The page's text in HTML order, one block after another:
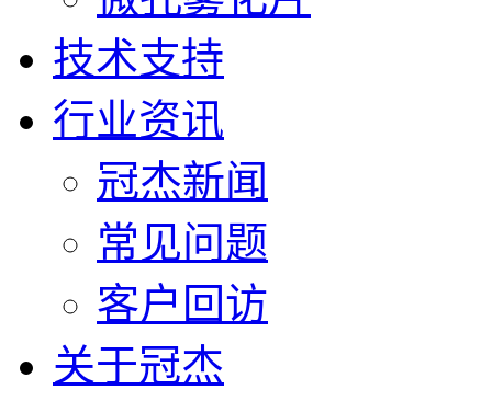
技术支持
行业资讯
冠杰新闻
常见问题
客户回访
关于冠杰